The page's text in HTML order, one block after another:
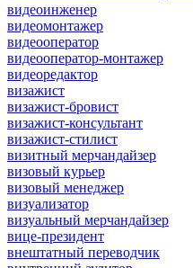
видеоинженер
видеомонтажер
видеооператор
видеооператор-монтажер
видеоредактор
визажист
визажист-бровист
визажист-консультант
визажист-стилист
визитный мерчандайзер
визовый курьер
визовый менеджер
визуализатор
визуальный мерчандайзер
вице-президент
внештатный переводчик